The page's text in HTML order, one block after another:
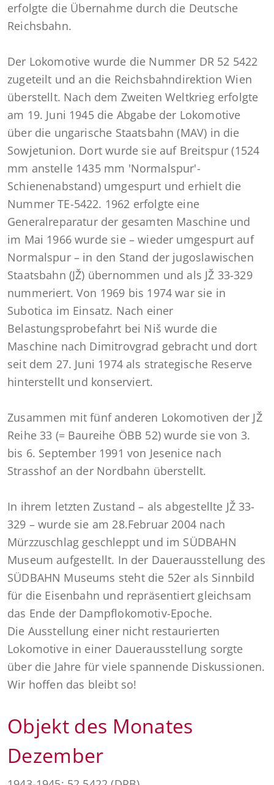
erfolgte die Übernahme durch die Deutsche
Reichsbahn.
Der Lokomotive wurde die Nummer DR 52 5422
zugeteilt und an die Reichsbahndirektion Wien
überstellt. Nach dem Zweiten Weltkrieg erfolgte
am 19. Juni 1945 die Abgabe der Lokomotive
über die ungarische Staatsbahn (MAV) in die
Sowjetunion. Dort wurde sie auf Breitspur (1524
mm anstelle 1435 mm 'Normalspur'-
Schienenabstand) umgespurt und erhielt die
Nummer TE-5422. 1962 erfolgte eine
Generalreparatur der gesamten Maschine und
im Mai 1966 wurde sie – wieder umgespurt auf
Normalspur – in den Stand der jugoslawischen
Staatsbahn (JŽ) übernommen und als JŽ 33-329
nummeriert. Von 1969 bis 1974 war sie in
Subotica im Einsatz. Nach einer
Belastungsprobefahrt bei Niš wurde die
Maschine nach Dimitrovgrad gebracht und dort
seit dem 27. Juni 1974 als strategische Reserve
hinterstellt und konserviert.
Zusammen mit fünf anderen Lokomotiven der JŽ
Reihe 33 (= Baureihe ÖBB 52) wurde sie von 3.
bis 6. September 1991 von Jesenice nach
Strasshof an der Nordbahn überstellt.
In ihrem letzten Zustand – als abgestellte JŽ 33-
329 – wurde sie am 28.Februar 2004 nach
Mürzzuschlag geschleppt und im SÜDBAHN
Museum aufgestellt. In der Dauerausstellung des
SÜDBAHN Museums steht die 52er als Sinnbild
für die Eisenbahn und repräsentiert gleichsam
das Ende der Dampflokomotiv-Epoche.
Die Ausstellung einer nicht restaurierten
Lokomotive in einer Dauerausstellung sorgte
über die Jahre für viele spannende Diskussionen.
Wir hoffen das bleibt so!
Objekt des Monates
Dezember